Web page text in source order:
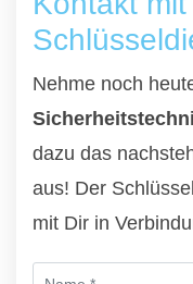
Nehme noch
dazu das
aus! Der
mit Dir in